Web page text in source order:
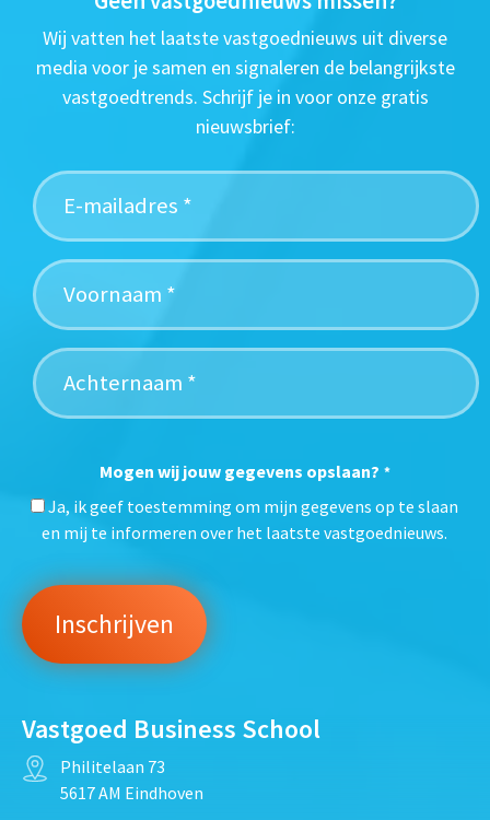
Wij vatten het laatste vastgoednieuws uit diverse
media voor je samen en signaleren de belangrijkste
vastgoedtrends. Schrijf je in voor onze gratis
nieuwsbrief:
Mogen wij jouw gegevens opslaan? *
Ja, ik geef toestemming om mijn gegevens op te slaan
en mij te informeren over het laatste vastgoednieuws.
Vastgoed Business School
Philitelaan 73
5617 AM Eindhoven